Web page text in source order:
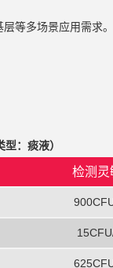
等多场景应用需求。
：痰液）
检测灵